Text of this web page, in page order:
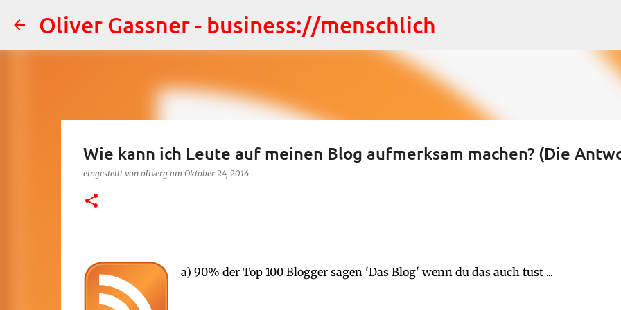
Direkt zum Hauptbereich
Oliver Gassner - business://menschlich
Wie kann ich Leute auf meinen Blog aufmerksam machen? (Die
eingestellt von oliverg am Oktober 24, 2016
a) 90% der Top 100 Blogger sagen 'Das Blog' wenn du das auch tust ...